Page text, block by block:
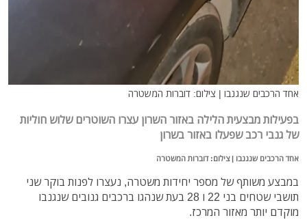
אחד הרכבים שנגנבו | צילום: דוברות המשטרה
בפעילות מבצעית הלילה באזור השרון עצרו השוטרים שלוש חוליות
של גנבי רכב שפעלו באזור בשרון
אחד הרכבים שנגנבו | צילום: דוברות המשטרה
במבצע משותף של מספר יחידות משטרה, נעצרו לפנות בוקר שני
תושבי שטחים בני 22 ו 28 בעת שנהגו ברכבים גנובים שנגנבו
מוקדם יותר מאזור המרכז.